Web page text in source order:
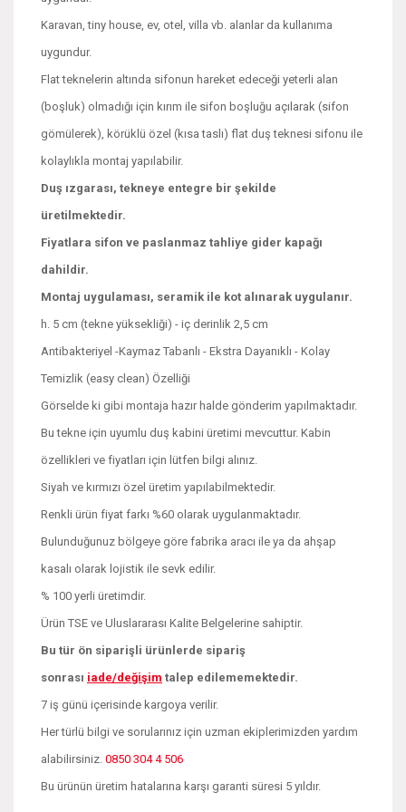
Karavan, tiny house, ev, otel, villa vb. alanlar da kullanıma
uygundur.
Flat teknelerin altında sifonun hareket edeceği yeterli alan
(boşluk) olmadığı için kırım ile sifon boşluğu açılarak (sifon
gömülerek), körüklü özel (kısa taslı) flat duş teknesi sifonu ile
kolaylıkla montaj yapılabilir.
Duş ızgarası, tekneye entegre bir şekilde
üretilmektedir.
Fiyatlara sifon ve paslanmaz tahliye gider kapağı
dahildir.
Montaj uygulaması, seramik ile kot alınarak uygulanır.
h. 5 cm (tekne yüksekliği) - iç derinlik 2,5 cm
Antibakteriyel -Kaymaz Tabanlı - Ekstra Dayanıklı - Kolay
Temizlik (easy clean) Özelliği
Görselde ki gibi montaja hazır halde gönderim yapılmaktadır.
Bu tekne için uyumlu duş kabini üretimi mevcuttur. Kabin
özellikleri ve fiyatları için lütfen bilgi alınız.
Siyah ve kırmızı özel üretim yapılabilmektedir.
Renkli ürün fiyat farkı %60 olarak uygulanmaktadır.
Bulunduğunuz bölgeye göre fabrika aracı ile ya da ahşap
kasalı olarak lojistik ile sevk edilir.
% 100 yerli üretimdir.
Ürün TSE ve Uluslararası Kalite Belgelerine sahiptir.
Bu tür ön siparişli ürünlerde sipariş
sonrası iade/değişim talep edilememektedir.
7 iş günü içerisinde kargoya verilir.
Her türlü bilgi ve sorularınız için uzman ekiplerimizden yardım
alabilirsiniz. 0850 304 4 506
Bu ürünün üretim hatalarına karşı garanti süresi 5 yıldır.